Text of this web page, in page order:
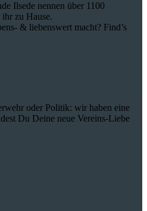
Ilsede nennen über 1100
zu Hause.
& liebenswert macht? Find’s
oder Politik: wir haben eine
Du Deine neue Vereins-Liebe